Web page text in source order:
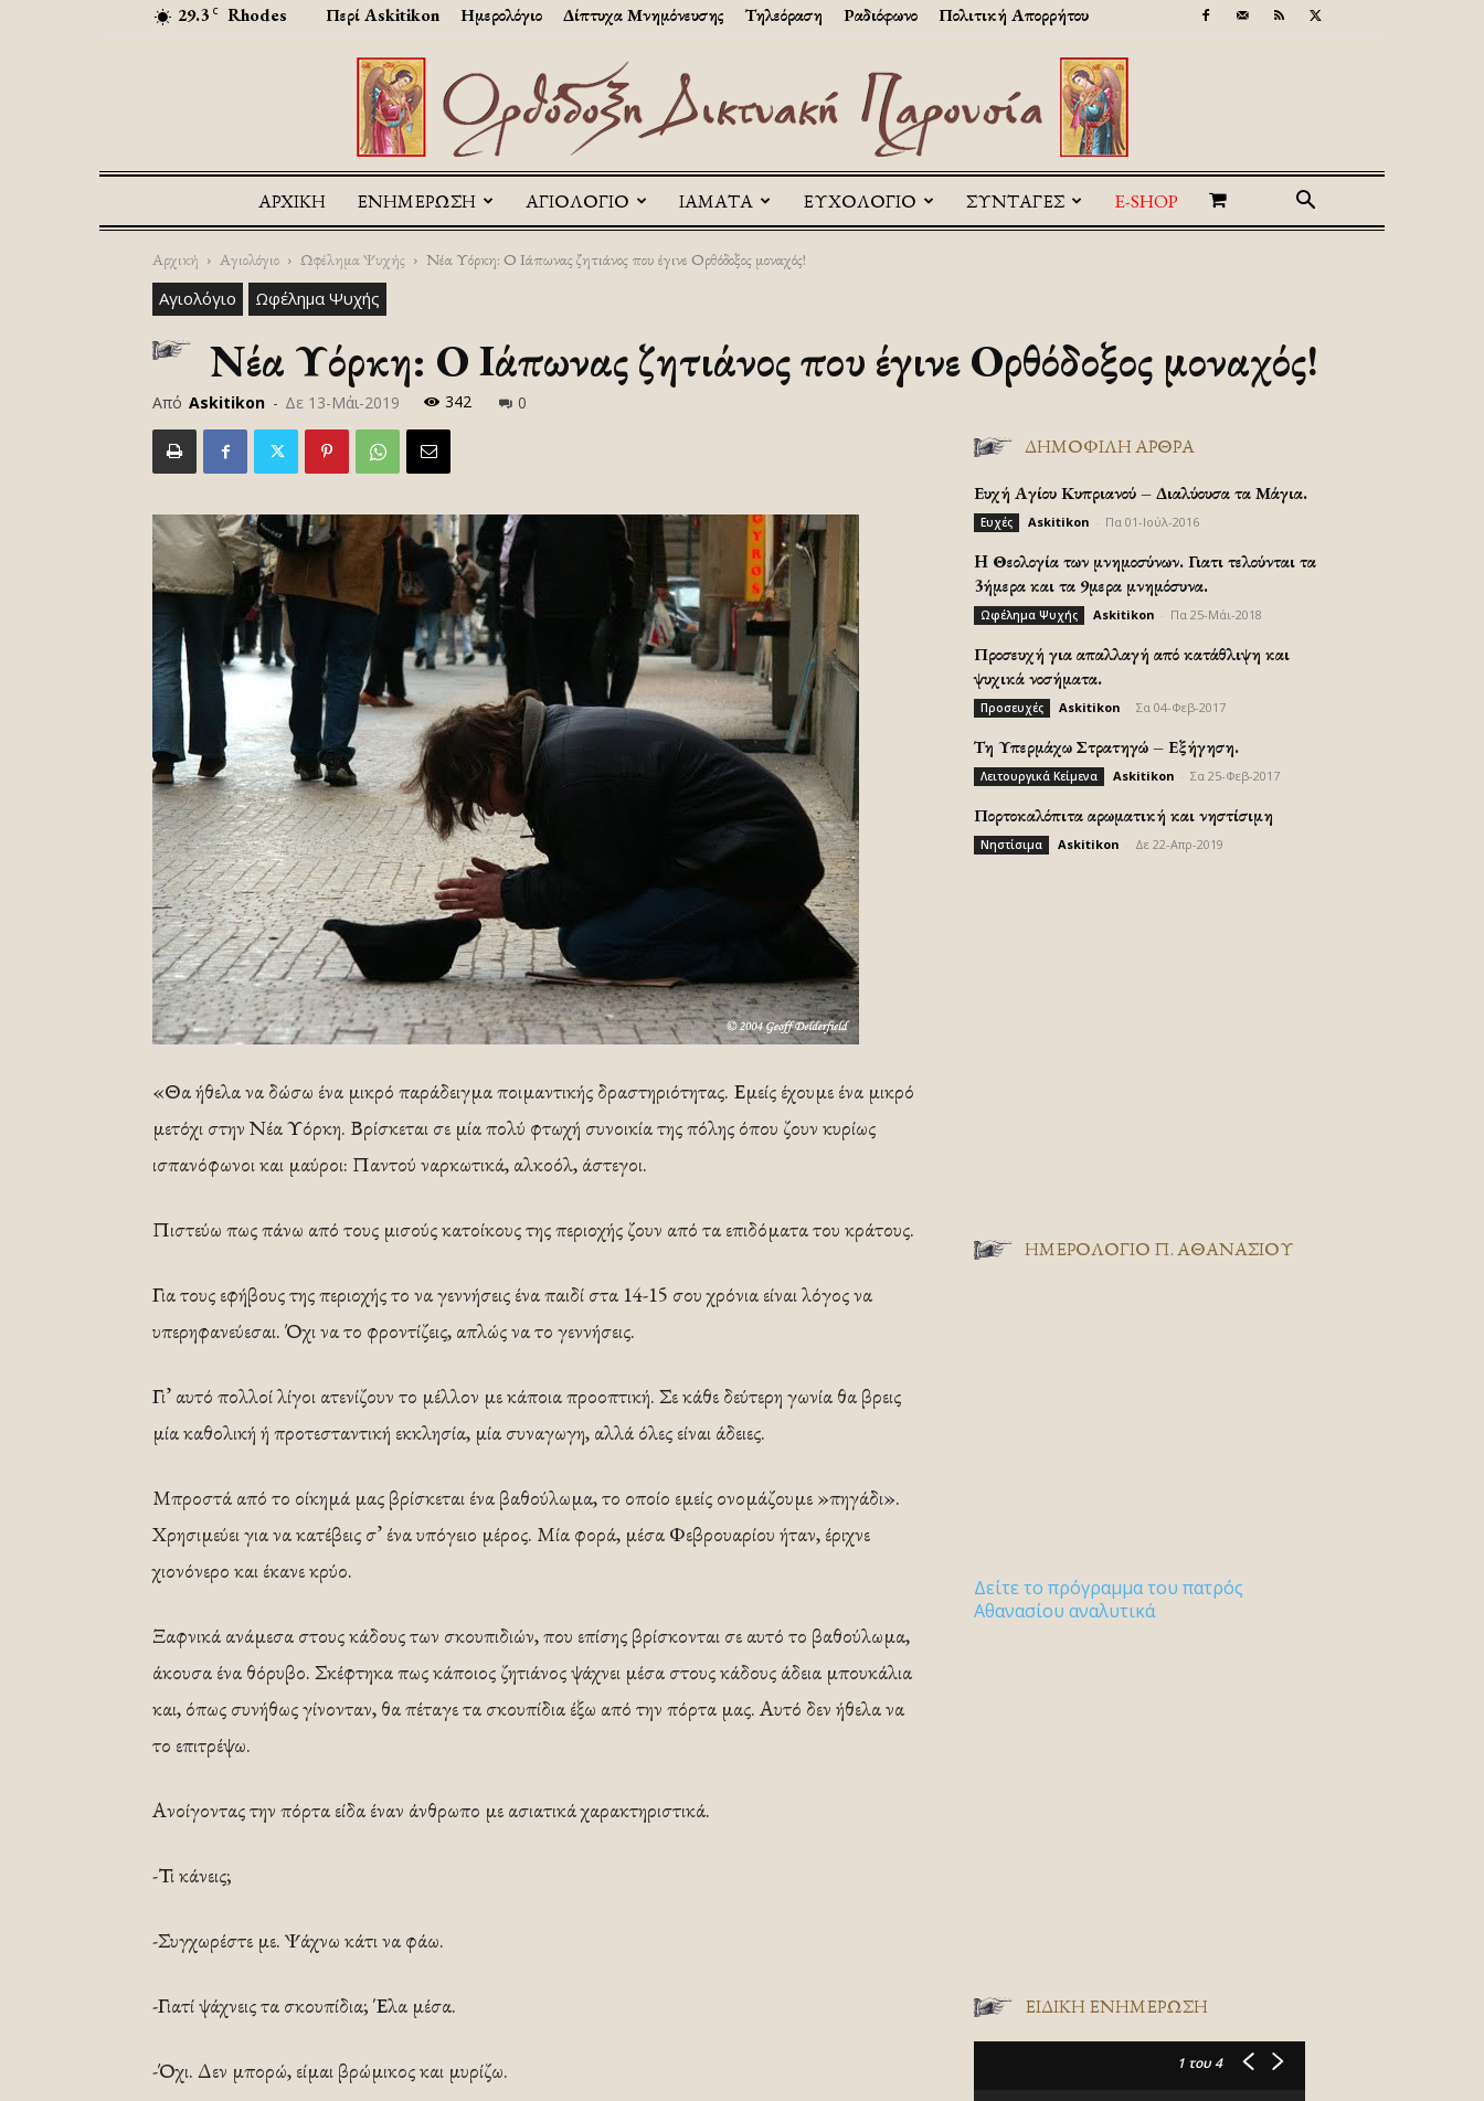
29.3 C Rhodes Περί Askitikon Ημερολόγιο Δίπτυχα Μνημόνευσης Τηλεόραση Ραδιόφωνο Πολιτική Απορρήτου
Askitikon
ΑΡΧΙΚΉ ΕΝΗΜΕΡΩΣΗ ΑΓΙΟΛΟΓΙΟ ΙΑΜΑΤΑ ΕΥΧΟΛΟΓΙΟ ΣΥΝΤΑΓΕΣ E-SHOP
Αρχική Αγιολόγιο Ωφέλημα Ψυχής Νέα Υόρκη: Ο Ιάπωνας ζητιάνος που έγινε Ορθόδοξος μοναχός!
Αγιολόγιο Ωφέλημα Ψυχής
Νέα Υόρκη: Ο Ιάπωνας ζητιάνος που έγινε Ορθόδοξος μοναχός!
Από Askitikon - Δε 13-Μάι-2019 342 0
«Θα ήθελα να δώσω ένα μικρό παράδειγμα ποιμαντικής δραστηριότητας. Εμείς έχουμε ένα μικρό
μετόχι στην Νέα Υόρκη. Βρίσκεται σε μία πολύ φτωχή συνοικία της πόλης όπου ζουν κυρίως
ισπανόφωνοι και μαύροι: Παντού ναρκωτικά, αλκοόλ, άστεγοι.
Πιστεύω πως πάνω από τους μισούς κατοίκους της περιοχής ζουν από τα επιδόματα του κράτους.
Για τους εφήβους της περιοχής το να γεννήσεις ένα παιδί στα 14-15 σου χρόνια είναι λόγος να
υπερηφανεύεσαι. Όχι να το φροντίζεις, απλώς να το γεννήσεις.
Γι’ αυτό πολλοί λίγοι ατενίζουν το μέλλον με κάποια προοπτική. Σε κάθε δεύτερη γωνία θα βρεις
μία καθολική ή προτεσταντική εκκλησία, μία συναγωγη, αλλά όλες είναι άδειες.
Μπροστά από το οίκημά μας βρίσκεται ένα βαθούλωμα, το οποίο εμείς ονομάζουμε »πηγάδι».
Χρησιμεύει για να κατέβεις σ’ ένα υπόγειο μέρος. Μία φορά, μέσα Φεβρουαρίου ήταν, έριχνε
χιονόνερο και έκανε κρύο.
Ξαφνικά ανάμεσα στους κάδους των σκουπιδιών, που επίσης βρίσκονται σε αυτό το βαθούλωμα,
άκουσα ένα θόρυβο. Σκέφτηκα πως κάποιος ζητιάνος ψάχνει μέσα στους κάδους άδεια μπουκάλια
και, όπως συνήθως γίνονταν, θα πέταγε τα σκουπίδια έξω από την πόρτα μας. Αυτό δεν ήθελα να
το επιτρέψω.
Ανοίγοντας την πόρτα είδα έναν άνθρωπο με ασιατικά χαρακτηριστικά.
-Τι κάνεις;
-Συγχωρέστε με. Ψάχνω κάτι να φάω.
-Γιατί ψάχνεις τα σκουπίδια; Έλα μέσα.
-Όχι. Δεν μπορώ, είμαι βρώμικος και μυρίζω.
ΔΗΜΟΦΙΛΗ ΑΡΘΡΑ
Ευχή Αγίου Κυπριανού – Διαλύουσα τα Μάγια.
Ευχές Askitikon Πα 01-Ιούλ-2016
H Θεολογία των μνημοσύνων. Γιατι τελούνται τα
3ήμερα και τα 9μερα μνημόσυνα.
Ωφέλημα Ψυχής Askitikon Πα 25-Μάι-2018
Προσευχή για απαλλαγή από κατάθλιψη και
ψυχικά νοσήματα.
Προσευχές Askitikon Σα 04-Φεβ-2017
Τη Υπερμάχω Στρατηγώ – Εξήγηση.
Λειτουργικά Κείμενα Askitikon Σα 25-Φεβ-2017
Πορτοκαλόπιτα αρωματική και νηστίσιμη
Νηστίσιμα Askitikon Δε 22-Απρ-2019
ΗΜΕΡΟΛΟΓΙΟ Π. ΑΘΑΝΑΣΙΟΥ
Δείτε το πρόγραμμα του πατρός
Αθανασίου αναλυτικά
ΕΙΔΙΚΉ ΕΝΗΜΈΡΩΣΗ
1 του 4